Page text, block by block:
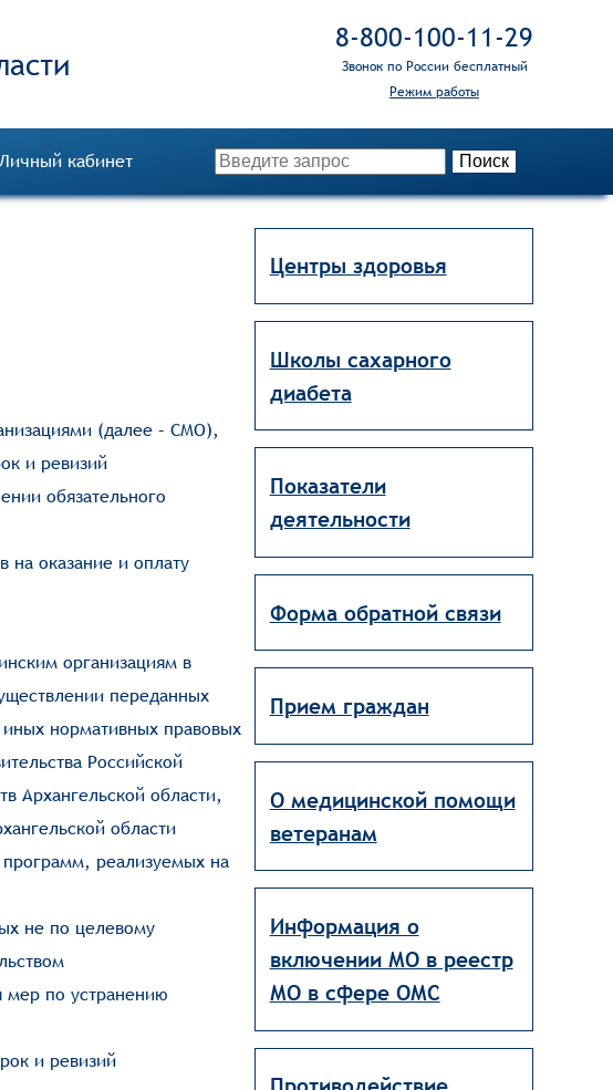
8‑800‑100‑11‑29
Звонок по России бесплатный
Режим работы
Личный кабинет
(далее – СМО),
и ревизий
обязательного
на оказание и оплату
организациям в
переданных
нормативных правовых
Российской
Архангельской области,
области
реализуемых на
не по целевому
мер по устранению
и ревизий
Центры здоровья
Школы сахарного
диабета
Показатели
деятельности
Форма обратной связи
Прием граждан
О медицинской помощи
ветеранам
Информация о
включении МО в реестр
МО в сфере ОМС